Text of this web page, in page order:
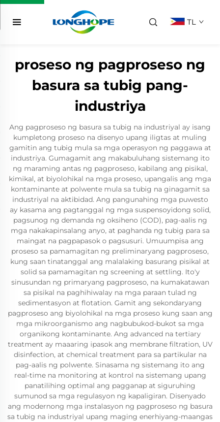
TL
proseso ng pagproseso ng
basura sa tubig pang-
industriya
Ang pagproseso ng basura sa tubig na industriyal ay isang
kumpletong proseso na disenyo upang iligtas at muling
gamitin ang tubig mula sa mga operasyon ng paggawa at
industriya. Gumagamit ang makabuluhang sistemang ito
ng maraming antas ng pagproseso, kabilang ang pisikal,
kimikal, at biyolohikal na mga proseso, upangalis ang mga
kontaminante at polwente mula sa tubig na ginagamit sa
industriyal na aktibidad. Ang pangunahing mga puwesto
ay kasama ang pagtanggal ng mga suspensoyidong solid,
pagsunog ng demanda ng oksiheno (COD), pag-aalis ng
mga nakakapinsalang anyo, at paghanda ng tubig para sa
maingat na pagpapasok o pagsusuri. Umuumpisa ang
proseso sa pamamagitan ng preliminaryang pagproseso,
kung saan tinatanggal ang malalaking basurang pisikal at
solid sa pamamagitan ng screening at settling. Ito'y
sinusundan ng primaryang pagproseso, na kumakatawan
sa pisikal na paghihiwalay na mga paraan tulad ng
sedimentasyon at flotation. Gamit ang sekondaryang
pagproseso ang biyolohikal na mga proseso kung saan ang
mga mikroorganismo ang nagbubukod-bukot sa mga
organikong kontaminante. Ang advanced na tertiary
treatment ay maaaring ipasok ang membrane filtration, UV
disinfection, at chemical treatment para sa partikular na
pag-aalis ng polwente. Sinasama ng sistemang ito ang
real-time na monitoring at kontrol na sistemang upang
panatilihing optimal ang pagganap at siguruhing
sumunod sa mga regulasyon ng kapaligiran. Disenyado
ang modernong mga instalasyon ng pagproseso ng basura
sa tubig na industriyal upang maging enerhiyang-maangas